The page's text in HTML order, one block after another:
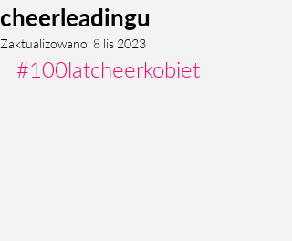
cheerleadingu
Zaktualizowano:8 lis 2023
#100latcheerkobiet